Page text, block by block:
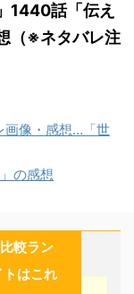
1440話「伝え
（※ネタバレ注
画像・感想…「世
の感想
較ラン
はこれ